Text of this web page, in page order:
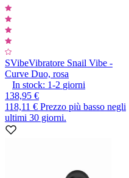
SVibeVibratore Snail Vibe -
Curve Duo, rosa
In stock: 1-2 giorni
138,95 €
118,11 € Prezzo più basso negli
ultimi 30 giorni.